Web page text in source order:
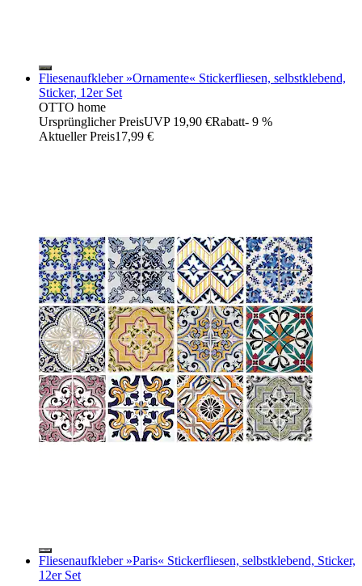
Fliesenaufkleber »Ornamente« Stickerfliesen, selbstklebend,
Sticker, 12er Set
OTTO home
Ursprünglicher PreisUVP 19,90 €Rabatt- 9 %
Aktueller Preis17,99 €
Fliesenaufkleber »Paris« Stickerfliesen, selbstklebend, Sticker,
12er Set